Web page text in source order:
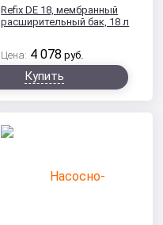
Refix DE 18, мембранный
расширительный бак, 18 л
Цена: 4 078 руб.
Купить